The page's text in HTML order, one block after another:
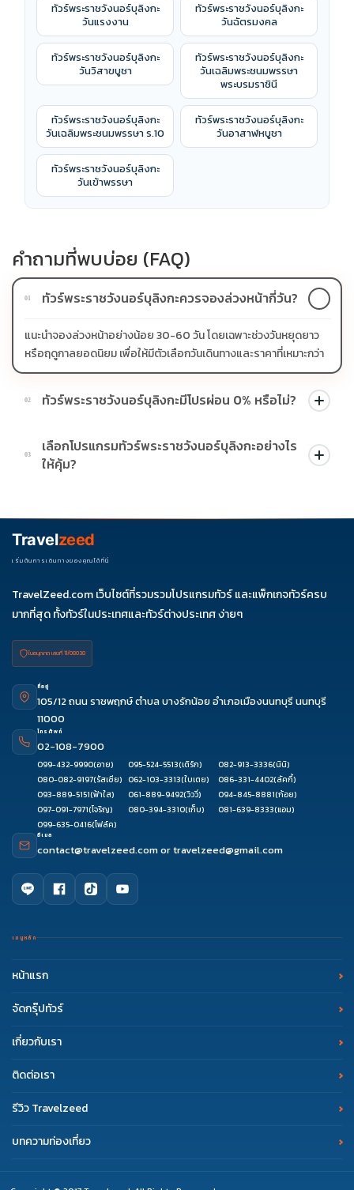
ทัวร์พระราชวังนอร์บุลิงกะ
วันแรงงาน
ทัวร์พระราชวังนอร์บุลิงกะ
วันฉัตรมงคล
ทัวร์พระราชวังนอร์บุลิงกะ
วันวิสาขบูชา
ทัวร์พระราชวังนอร์บุลิงกะ
วันเฉลิมพระชนมพรรษา
พระบรมราชินี
ทัวร์พระราชวังนอร์บุลิงกะ
วันเฉลิมพระชนมพรรษา ร.10
ทัวร์พระราชวังนอร์บุลิงกะ
วันอาสาฬหบูชา
ทัวร์พระราชวังนอร์บุลิงกะ
วันเข้าพรรษา
คำถามที่พบบ่อย (FAQ)
01 ทัวร์พระราชวังนอร์บุลิงกะควรจองล่วงหน้ากี่วัน?
แนะนำจองล่วงหน้าอย่างน้อย 30-60 วัน โดยเฉพาะช่วงวันหยุดยาว
หรือฤดูกาลยอดนิยม เพื่อให้มีตัวเลือกวันเดินทางและราคาที่เหมาะกว่า
02 ทัวร์พระราชวังนอร์บุลิงกะมีโปรผ่อน 0% หรือไม่?
บางโปรแกรมมีโปรผ่อน 0% หรือโปรโมชั่นบัตรเครดิตตามเงื่อนไขที่
บริษัทกำหนด สามารถดูสัญลักษณ์โปรโมชั่นในรายการทัวร์แต่ละ
รายการได้
03
เลือกโปรแกรมทัวร์พระราชวังนอร์บุลิงกะอย่างไร
ให้คุ้ม?
ช่วงราคา ไม่ควรเทียบจากราคาต่ำสุดเพียงอย่างเดียว
Travelzeed
เริ่มต้นการเดินทางของคุณได้ที่นี่
TravelZeed.com เว็บไซต์ที่รวมรวมโปรแกรมทัวร์ และแพ็กเกจทัวร์ครบ
มากที่สุด ทั้งทัวร์ในประเทศและทัวร์ต่างประเทศ ง่ายๆ
ใบอนุญาต เลขที่ 11/08038
ที่อยู่
105/12 ถนน ราชพฤกษ์ ตำบล บางรักน้อย อำเภอเมืองนนทบุรี นนทบุรี
11000
โทรศัพท์
02-108-7900
099-432-9990(อาย) 095-524-5513(เติร์ก) 082-913-3336(นินิ)
080-082-9197(รัสเซีย) 062-103-3313(ใบเตย) 086-331-4402(ลัคกี้)
093-889-5151(ฟ้าใส) 061-889-9492(วิววี่) 094-845-8881(ก้อย)
097-091-7971(โจริญ) 080-394-3310(เก็บ) 081-639-8333(แอม)
099-635-0416(โฟล์ค)
อีเมล
contact@travelzeed.comortravelzeed@gmail.com
เมนูหลัก
หน้าแรก
จัดกรุ๊ปทัวร์
เกี่ยวกับเรา
ติดต่อเรา
รีวิว Travelzeed
บทความท่องเที่ยว